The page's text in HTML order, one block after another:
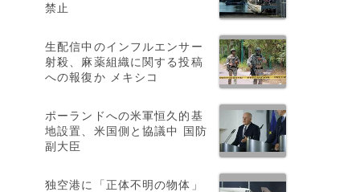
禁止
生配信中のインフルエンサー
射殺、麻薬組織に関する投稿
への報復か メキシコ
ポーランドへの米軍恒久的基
地設置、米国側と協議中 国防
副大臣
独空港に「正体不明の物体」